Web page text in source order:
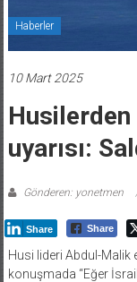
Haberler
10 Mart 2025
Husilerden
uyarısı:
Gönderen: yonetmen
Share Share
Husi lideri Abdul-Malik
konuşmada “Eğer